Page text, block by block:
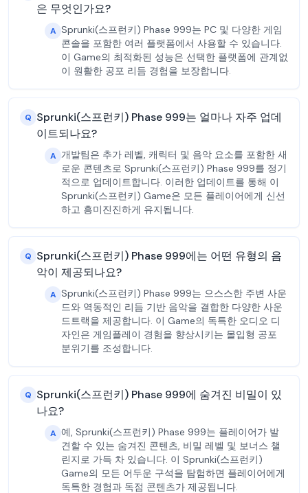
은 무엇인가요?
A Sprunki(스프런키) Phase 999는 PC 및 다양한 게임
콘솔을 포함한 여러 플랫폼에서 사용할 수 있습니다.
이 Game의 최적화된 성능은 선택한 플랫폼에 관계없
이 원활한 공포 리듬 경험을 보장합니다.
Q Sprunki(스프런키) Phase 999는 얼마나 자주 업데
이트되나요?
A 개발팀은 추가 레벨, 캐릭터 및 음악 요소를 포함한 새
로운 콘텐츠로 Sprunki(스프런키) Phase 999를 정기
적으로 업데이트합니다. 이러한 업데이트를 통해 이
Sprunki(스프런키) Game은 모든 플레이어에게 신선
하고 흥미진진하게 유지됩니다.
Q Sprunki(스프런키) Phase 999에는 어떤 유형의 음
악이 제공되나요?
A Sprunki(스프런키) Phase 999는 으스스한 주변 사운
드와 역동적인 리듬 기반 음악을 결합한 다양한 사운
드트랙을 제공합니다. 이 Game의 독특한 오디오 디
자인은 게임플레이 경험을 향상시키는 몰입형 공포
분위기를 조성합니다.
Q Sprunki(스프런키) Phase 999에 숨겨진 비밀이 있
나요?
A 예, Sprunki(스프런키) Phase 999는 플레이어가 발
견할 수 있는 숨겨진 콘텐츠, 비밀 레벨 및 보너스 챌
린지로 가득 차 있습니다. 이 Sprunki(스프런키)
Game의 모든 어두운 구석을 탐험하면 플레이어에게
독특한 경험과 독점 콘텐츠가 제공됩니다.